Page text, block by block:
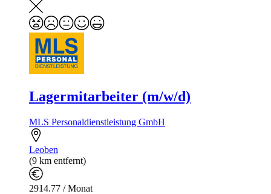
Lagermitarbeiter (m/w/d)
MLS Personaldienstleistung GmbH
Leoben
(9 km entfernt)
2914.77 / Monat